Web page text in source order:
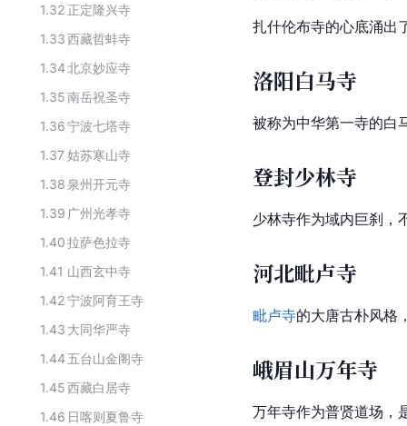
1.32 正定隆兴寺
1.33西藏哲蚌寺
1.34北京妙应寺
1.35南岳祝圣寺
1.36宁波七塔寺
1.37 姑苏寒山寺
1.38 泉州开元寺
1.39 广州光孝寺
1.40拉萨色拉寺
1.41 山西玄中寺
1.42宁波阿育王寺
1.43 大同华严寺
1.44 五台山金阁寺
1.45西藏白居寺
1.46 日喀则夏鲁寺
扎什伦布寺的心底涌出
洛阳白马寺
被称为中华第一寺的白
登封少林寺
少林寺作为域内巨刹，
河北毗卢寺
毗卢寺的大唐古朴风格
峨眉山万年寺
万年寺作为普贤道场，